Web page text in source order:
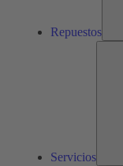
Repuestos
Servicios